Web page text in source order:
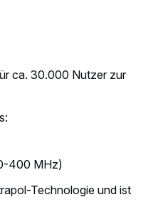
ca. 30.000 Nutzer zur
400 MHz)
Technologie und ist